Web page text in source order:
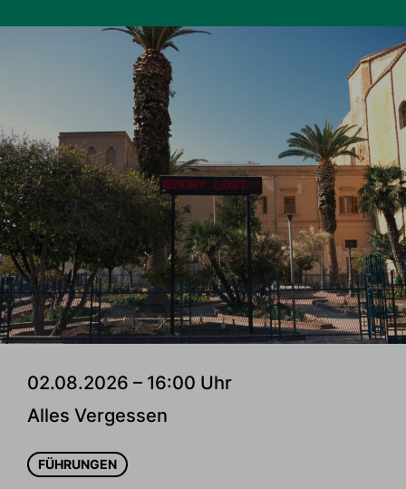
02.08.2026 – 16:00 Uhr
Alles Vergessen
FÜHRUNGEN